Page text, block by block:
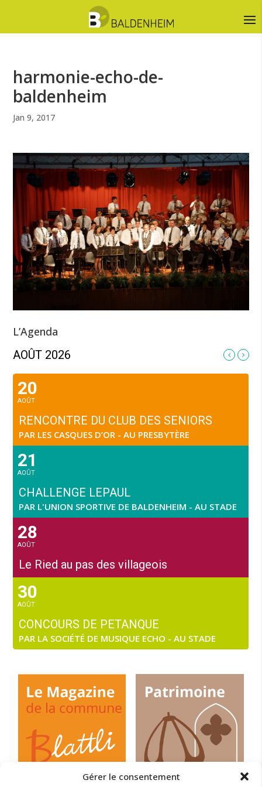
Gérer le consentement
harmonie-echo-de-
baldenheim
Jan 9, 2017
L’Agenda
AOÛT 2026
20
AOÛT
RENCONTRE DU CLUB DES SENIORS
PAR LES CASQUES D’OR - AU PRESBYTÈRE
21
AOÛT
CHALLENGE LEPAUL
PAR L'UNION SPORTIVE DE BALDENHEIM - AU STADE
28
AOÛT
Le Ried au pas des villageois
30
AOÛT
CONCOURS DE PETANQUE
PAR LA SOCIÉTÉ DE MUSIQUE ECHO - AU STADE